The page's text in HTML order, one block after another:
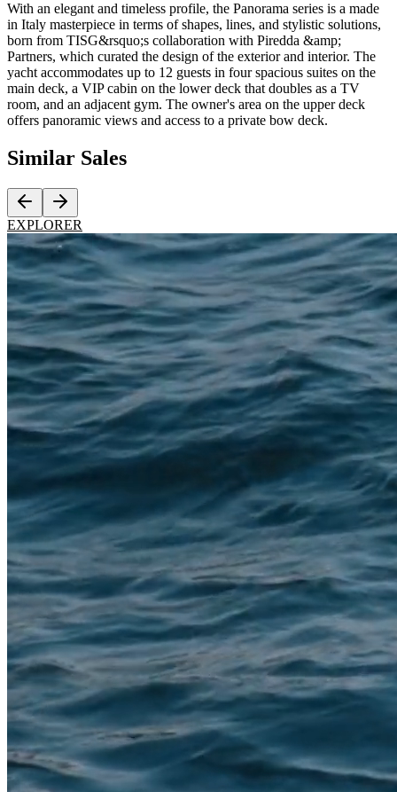
With an elegant and timeless profile, the Panorama series is a made
in Italy masterpiece in terms of shapes, lines, and stylistic solutions,
born from TISG&rsquo;s collaboration with Piredda &amp;
Partners, which curated the design of the exterior and interior. The
yacht accommodates up to 12 guests in four spacious suites on the
main deck, a VIP cabin on the lower deck that doubles as a TV
room, and an adjacent gym. The owner's area on the upper deck
offers panoramic views and access to a private bow deck.
Similar Sales
EXPLORER